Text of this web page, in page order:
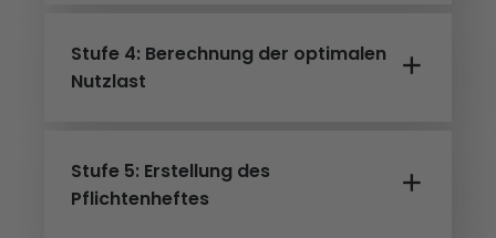
Stufe 4: Berechnung der optimalen
Nutzlast
Stufe 5: Erstellung des
Pflichtenheftes